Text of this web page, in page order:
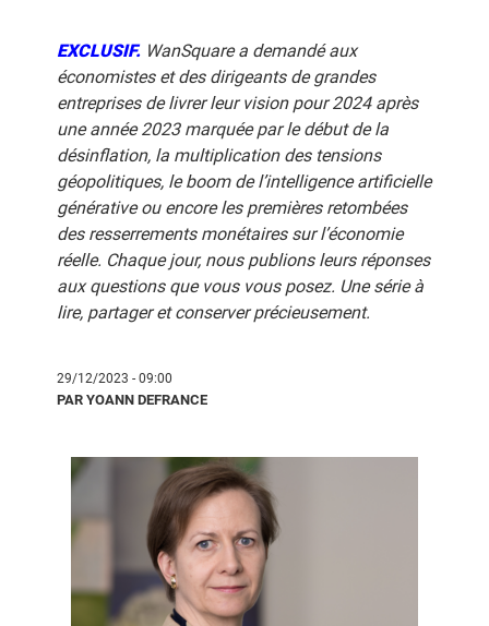
EXCLUSIF. WanSquare a demandé aux
économistes et des dirigeants de grandes
entreprises de livrer leur vision pour 2024 après
une année 2023 marquée par le début de la
désinflation, la multiplication des tensions
géopolitiques, le boom de l’intelligence artificielle
générative ou encore les premières retombées
des resserrements monétaires sur l’économie
réelle. Chaque jour, nous publions leurs réponses
aux questions que vous vous posez. Une série à
lire, partager et conserver précieusement.
29/12/2023 - 09:00
PAR YOANN DEFRANCE